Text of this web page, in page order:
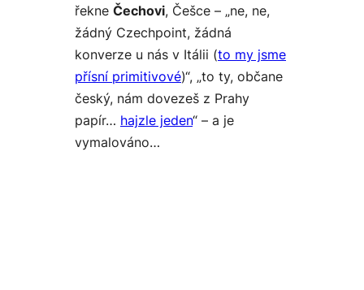
řekne Čechovi, Češce – „ne, ne,
žádný Czechpoint, žádná
konverze u nás v Itálii (to my jsme
přísní primitivové)“, „to ty, občane
český, nám dovezeš z Prahy
papír… hajzle jeden“ – a je
vymalováno…